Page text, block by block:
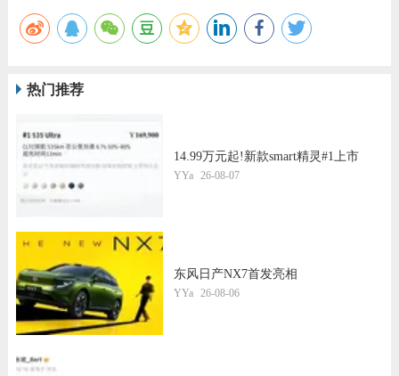
热门推荐
14.99万元起!新款smart精灵#1上市
YYa 26-08-07
东风日产NX7首发亮相
YYa 26-08-06